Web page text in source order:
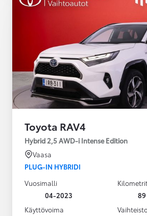
Toyota RAV4
Hybrid 2,5 AWD-i Intense Edition
Vaasa
PLUG-IN HYBRIDI
Vuosimalli
04-2023
Käyttövoima